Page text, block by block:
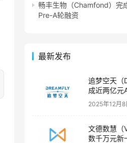
畅丰生物（Chamfond）完
Pre-A轮融资
最新发布
追梦空天（
成近两亿元
2025年12月8
文德数慧（
数千万元新